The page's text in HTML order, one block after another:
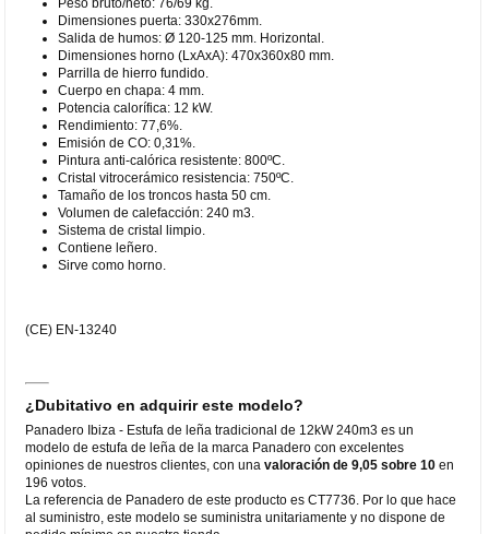
Dimensiones puerta: 330x276mm.
Salida de humos: Ø 120-125 mm. Horizontal.
Dimensiones horno (LxAxA): 470x360x80 mm.
Parrilla de hierro fundido.
Cuerpo en chapa: 4 mm.
Potencia calorífica: 12 kW.
Rendimiento: 77,6%.
Emisión de CO: 0,31%.
Pintura anti-calórica resistente: 800ºC.
Cristal vitrocerámico resistencia: 750ºC.
Tamaño de los troncos hasta 50 cm.
Volumen de calefacción: 240 m3.
Sistema de cristal limpio.
Contiene leñero.
Sirve como horno.
(CE) EN-13240
¿Dubitativo en adquirir este modelo?
Panadero Ibiza - Estufa de leña tradicional de 12kW 240m3 es un
modelo de estufa de leña de la marca Panadero con excelentes
opiniones de nuestros clientes, con unavaloración de 9,05 sobre 10 en
196 votos.
La referencia de Panadero de este producto es CT7736. Por lo que hace
al suministro, este modelo se suministra unitariamente y no dispone de